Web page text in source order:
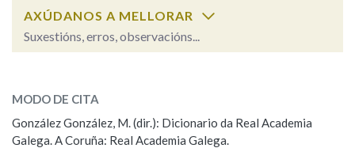
Marcas gramaticais
AXÚDANOS A MELLORAR
Suxestións, erros, observacións...
ESCOLLE UNHA OPCIÓN:
Observación Hai un erro na palabra
MODO DE CITA
González González, M. (dir.): Dicionario da Real Academia
Galega. A Coruña: Real Academia Galega.